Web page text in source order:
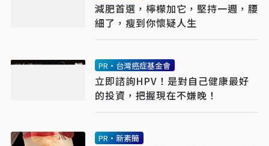
減肥首選，檸檬加它，堅持一週，腰
細了，瘦到你懷疑人生
PR・台灣癌症基金會
立即諮詢HPV！是對自己健康最好
的投資，把握現在不嫌晚！
PR・新素簡